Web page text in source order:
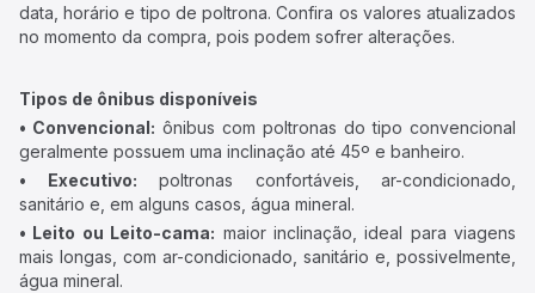
data, horário e tipo de poltrona. Confira os valores atualizados
no momento da compra, pois podem sofrer alterações.
Tipos de ônibus disponíveis
• Convencional: ônibus com poltronas do tipo convencional
geralmente possuem uma inclinação até 45º e banheiro.
• Executivo: poltronas confortáveis, ar-condicionado,
sanitário e, em alguns casos, água mineral.
• Leito ou Leito-cama: maior inclinação, ideal para viagens
mais longas, com ar-condicionado, sanitário e, possivelmente,
água mineral.